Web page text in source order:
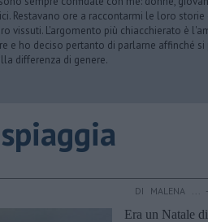
Restavano ore a raccontarmi le loro
vissuti. L'argomento più chiacchierato è
e ho deciso pertanto di parlarne affinché
differenza di genere.
DI MALENA ...
Era un Natale